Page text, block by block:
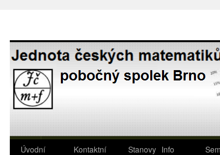
Úvodní
Kontaktní
Stanovy Info